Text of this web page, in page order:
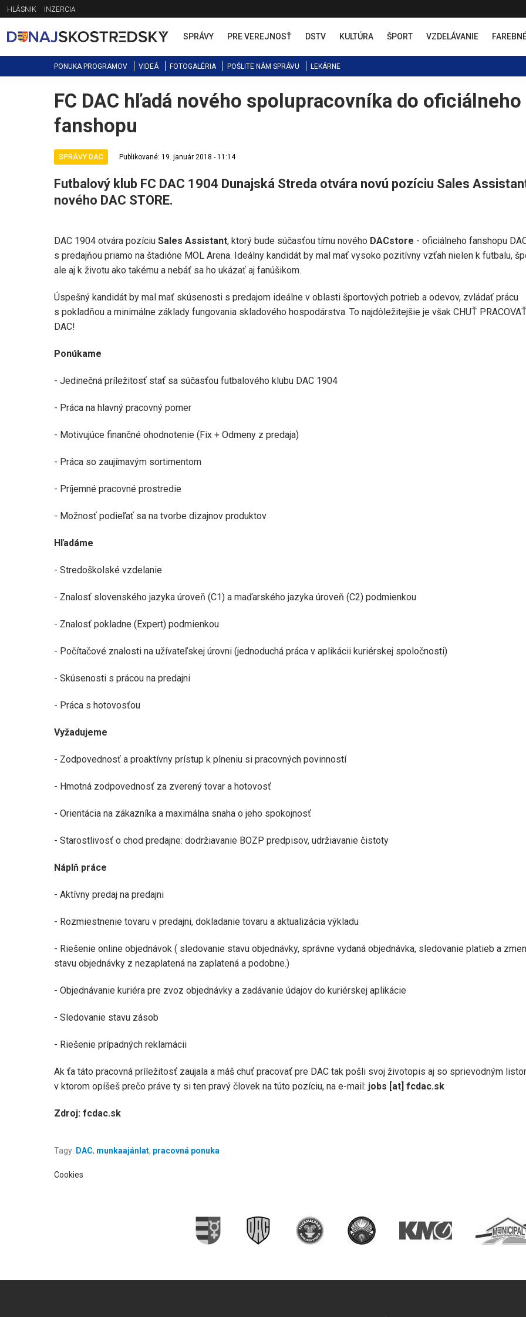
Jump
to
navigation
HLÁSNIK INZERCIA
SPRÁVY PRE VEREJNOSŤ DSTV KULTÚRA ŠPORT VZDELÁVANIE
PONUKA PROGRAMOV VIDEÁ FOTOGALÉRIA POŠLITE NÁM SPRÁVU LEKÁRNE
Back
to
top
FC DAC hľadá nového spolupracovníka do oficiálneho
fanshopu
SPRÁVY DAC Publikované: 19. január 2018 - 11:14
Futbalový klub FC DAC 1904 Dunajská Streda otvára novú pozíciu Sales
nového DAC STORE.
DAC 1904 otvára pozíciu Sales Assistant, ktorý bude súčasťou tímu nového DACstore - oficiálneho fanshopu
s predajňou priamo na štadióne MOL Arena. Ideálny kandidát by mal mať vysoko pozitívny vzťah nielen k futbalu,
ale aj k životu ako takému a nebáť sa ho ukázať aj fanúšikom.
Úspešný kandidát by mal mať skúsenosti s predajom ideálne v oblasti športových potrieb a odevov, zvládať prácu
s pokladňou a minimálne základy fungovania skladového hospodárstva. To najdôležitejšie je však CHUŤ
DAC!
Ponúkame
- Jedinečná príležitosť stať sa súčasťou futbalového klubu DAC 1904
- Práca na hlavný pracovný pomer
- Motivujúce finančné ohodnotenie (Fix + Odmeny z predaja)
- Práca so zaujímavým sortimentom
- Príjemné pracovné prostredie
- Možnosť podieľať sa na tvorbe dizajnov produktov
Hľadáme
- Stredoškolské vzdelanie
- Znalosť slovenského jazyka úroveň (C1) a maďarského jazyka úroveň (C2) podmienkou
- Znalosť pokladne (Expert) podmienkou
- Počítačové znalosti na užívateľskej úrovni (jednoduchá práca v aplikácii kuriérskej spoločnosti)
- Skúsenosti s prácou na predajni
- Práca s hotovosťou
Vyžadujeme
- Zodpovednosť a proaktívny prístup k plneniu si pracovných povinností
- Hmotná zodpovednosť za zverený tovar a hotovosť
- Orientácia na zákazníka a maximálna snaha o jeho spokojnosť
- Starostlivosť o chod predajne: dodržiavanie BOZP predpisov, udržiavanie čistoty
Náplň práce
- Aktívny predaj na predajni
- Rozmiestnenie tovaru v predajni, dokladanie tovaru a aktualizácia výkladu
- Riešenie online objednávok ( sledovanie stavu objednávky, správne vydaná objednávka, sledovanie platieb a
stavu objednávky z nezaplatená na zaplatená a podobne.)
- Objednávanie kuriéra pre zvoz objednávky a zadávanie údajov do kuriérskej aplikácie
- Sledovanie stavu zásob
- Riešenie prípadných reklamácii
Ak ťa táto pracovná príležitosť zaujala a máš chuť pracovať pre DAC tak pošli svoj životopis aj so sprievodným
v ktorom opíšeš prečo práve ty si ten pravý človek na túto pozíciu, na e-mail: jobs [at] fcdac.sk
Zdroj: fcdac.sk
Tagy: DAC, munkaajánlat, pracovná ponuka
Cookies